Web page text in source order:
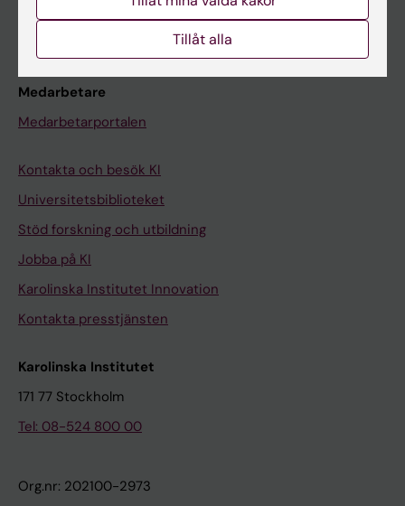
Medarbetare
Medarbetarportalen
Kontakta och besök KI
Universitetsbiblioteket
Stöd forskning och utbildning
Jobba på KI
Karolinska Institutet Innovation
Kontakta presstjänsten
Karolinska Institutet
171 77 Stockholm
Tel: 08-524 800 00
Org.nr: 202100-2973
Tillåt alla